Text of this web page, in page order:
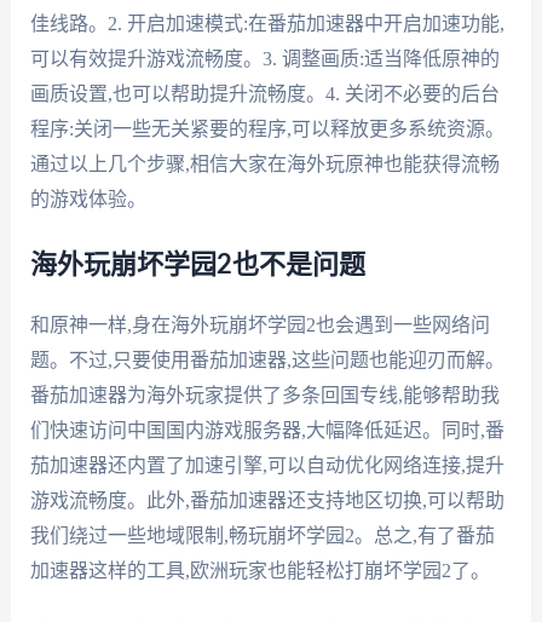
佳线路。2. 开启加速模式:在番茄加速器中开启加速功能,
可以有效提升游戏流畅度。3. 调整画质:适当降低原神的
画质设置,也可以帮助提升流畅度。4. 关闭不必要的后台
程序:关闭一些无关紧要的程序,可以释放更多系统资源。
通过以上几个步骤,相信大家在海外玩原神也能获得流畅
的游戏体验。
海外玩崩坏学园2也不是问题
和原神一样,身在海外玩崩坏学园2也会遇到一些网络问
题。不过,只要使用番茄加速器,这些问题也能迎刃而解。
番茄加速器为海外玩家提供了多条回国专线,能够帮助我
们快速访问中国国内游戏服务器,大幅降低延迟。同时,番
茄加速器还内置了加速引擎,可以自动优化网络连接,提升
游戏流畅度。此外,番茄加速器还支持地区切换,可以帮助
我们绕过一些地域限制,畅玩崩坏学园2。总之,有了番茄
加速器这样的工具,欧洲玩家也能轻松打崩坏学园2了。